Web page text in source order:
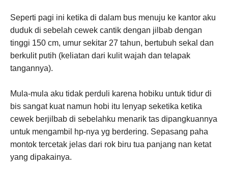
Seperti pagi ini ketika di dalam bus menuju ke kantor aku
duduk di sebelah cewek cantik dengan jilbab dengan
tinggi 150 cm, umur sekitar 27 tahun, bertubuh sekal dan
berkulit putih (keliatan dari kulit wajah dan telapak
tangannya).
Mula-mula aku tidak perduli karena hobiku untuk tidur di
bis sangat kuat namun hobi itu lenyap seketika ketika
cewek berjilbab di sebelahku menarik tas dipangkuannya
untuk mengambil hp-nya yg berdering. Sepasang paha
montok tercetak jelas dari rok biru tua panjang nan ketat
yang dipakainya.